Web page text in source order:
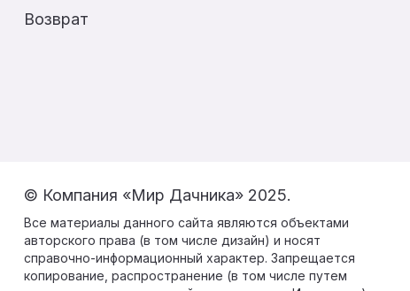
Возврат
© Компания «Мир Дачника» 2025.
Все материалы данного сайта являются объектами
авторского права (в том числе дизайн) и носят
справочно-информационный характер. Запрещается
копирование, распространение (в том числе путем